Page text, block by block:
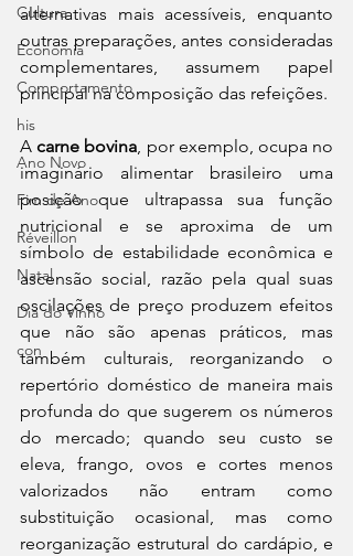
Cultura
Economia
Comportamento
his
Ano Novo
Fim de Ano
Réveillon
Natal
Dia do Vinho
con
alternativas mais acessíveis, enquanto
outras preparações, antes consideradas
complementares, assumem papel
principal na composição das refeições.
A carne bovina, por exemplo, ocupa no
imaginário alimentar brasileiro uma
posição que ultrapassa sua função
nutricional e se aproxima de um
símbolo de estabilidade econômica e
ascensão social, razão pela qual suas
oscilações de preço produzem efeitos
que não são apenas práticos, mas
também culturais, reorganizando o
repertório doméstico de maneira mais
profunda do que sugerem os números
do mercado; quando seu custo se
eleva, frango, ovos e cortes menos
valorizados não entram como
substituição ocasional, mas como
reorganização estrutural do cardápio, e